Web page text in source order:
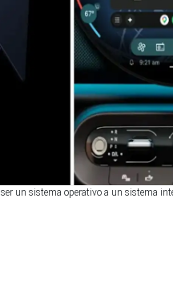
un sistema operativo a un sistema